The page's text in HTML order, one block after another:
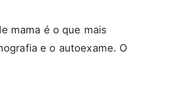
mama é o que mais
e o autoexame. O